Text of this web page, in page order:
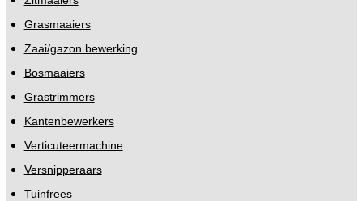
Grasmaaiers
Zaai/gazon bewerking
Bosmaaiers
Grastrimmers
Kantenbewerkers
Verticuteermachine
Versnipperaars
Tuinfrees